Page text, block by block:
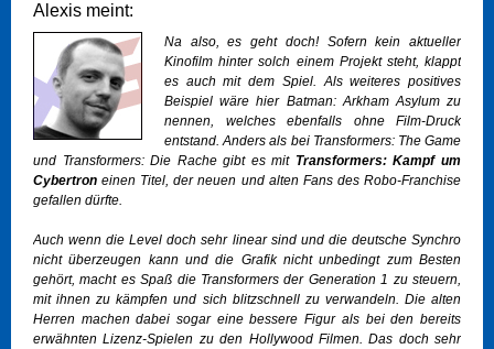
Alexis meint:
Na also, es geht doch! Sofern kein aktueller
Kinofilm hinter solch einem Projekt steht, klappt
es auch mit dem Spiel. Als weiteres positives
Beispiel wäre hier Batman: Arkham Asylum zu
nennen, welches ebenfalls ohne Film-Druck
entstand. Anders als bei Transformers: The Game
und Transformers: Die Rache gibt es mit Transformers: Kampf um
Cybertron einen Titel, der neuen und alten Fans des Robo-Franchise
gefallen dürfte.
Auch wenn die Level doch sehr linear sind und die deutsche Synchro
nicht überzeugen kann und die Grafik nicht unbedingt zum Besten
gehört, macht es Spaß die Transformers der Generation 1 zu steuern,
mit ihnen zu kämpfen und sich blitzschnell zu verwandeln. Die alten
Herren machen dabei sogar eine bessere Figur als bei den bereits
erwähnten Lizenz-Spielen zu den Hollywood Filmen. Das doch sehr